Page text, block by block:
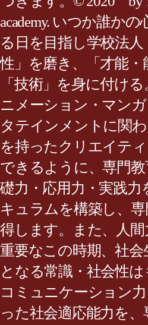
academy. いつか誰か
る日を目指し学校法
性」を磨き、「才能・
「技術」を身に付け
ニメーション・マン
タテインメントに関
を持ったクリエイテ
できるように、専門
礎力・応用力・実践力
キュラムを構築し、
得します。また、人
重要なこの時期、社
となる常識・社会性
コミュニケーション
った社会適応能力を